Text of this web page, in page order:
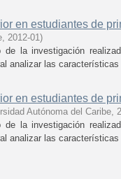
en estudiantes de
, 2012-01)
la investigación
analizar las
en estudiantes de
Autónoma del Caribe,
la investigación
analizar las